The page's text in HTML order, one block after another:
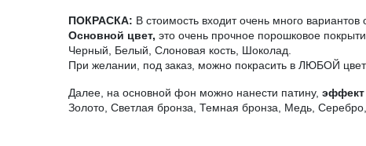
ПОКРАСКА: В стоимость входит очень много вариантов
Основной цвет, это очень прочное порошковое
Черный, Белый, Слоновая кость, Шоколад.
При желании, под заказ, можно покрасить в ЛЮБОЙ цвет
Далее, на основной фон можно нанести патину, эффект
Золото, Светлая бронза, Темная бронза, Медь,